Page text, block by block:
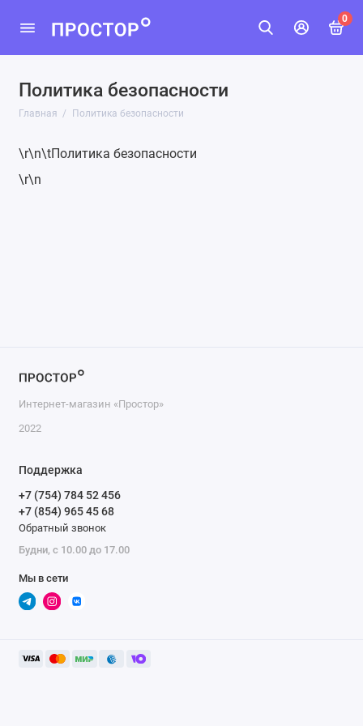
0
Политика безопасности
Главная Политика безопасности
\r\n\tПолитика безопасности
\r\n
Интернет-магазин «Простор»
2022
Поддержка
+7 (754) 784 52 456
+7 (854) 965 45 68
Обратный звонок
Будни, с 10.00 до 17.00
Мы в сети